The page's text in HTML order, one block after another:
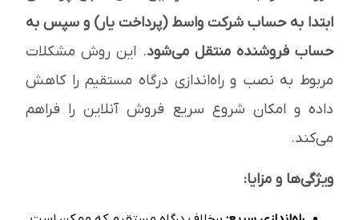
ابتدا به حساب شرکت واسط (پرداخت یار) و سپس به
حساب فروشنده منتقل می‌شود. این روش مشکلات
مربوط به نصب و راه‌اندازی درگاه مستقیم را کاهش
داده و امکان شروع سریع فروش آنلاین را فراهم
می‌کند.
ویژگی‌ها و مزایا: